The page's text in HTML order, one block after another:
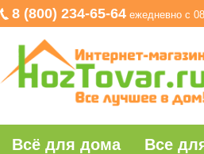
8 (800) 234-65-64 ежедневно с
Всё для дома Все